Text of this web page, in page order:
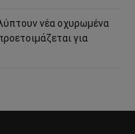
νέα οχυρωμένα
για